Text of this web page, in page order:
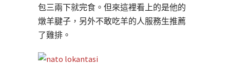
包三兩下就完食。但來這裡看上的是他的
燉羊腱子，另外不敢吃羊的人服務生推薦
了雞排。